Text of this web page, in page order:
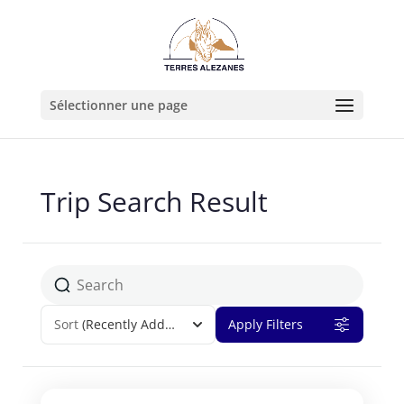
Sélectionner une page
Trip Search Result
Sort (Recently Added) Apply Filters